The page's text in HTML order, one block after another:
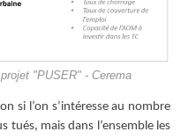
"PUSER" - Cerema
si l’on s’intéresse au nombre
tués, mais dans l’ensemble les